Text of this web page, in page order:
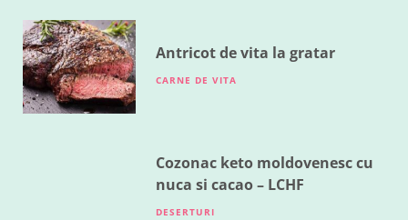
MAI 18, 2016
Antricot de vita la gratar
CARNE DE VITA
Cozonac keto moldovenesc cu
nuca si cacao – LCHF
DESERTURI